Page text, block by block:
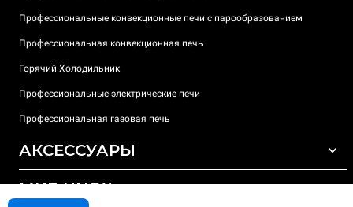
Профессиональные конвекционные печи с парообразованием
Профессиональная конвекционная печь
Горячий Холодильник
Профессиональные электрические печи
Профессиональная газовая печь
АКСЕССУАРЫ
МИР UNOX